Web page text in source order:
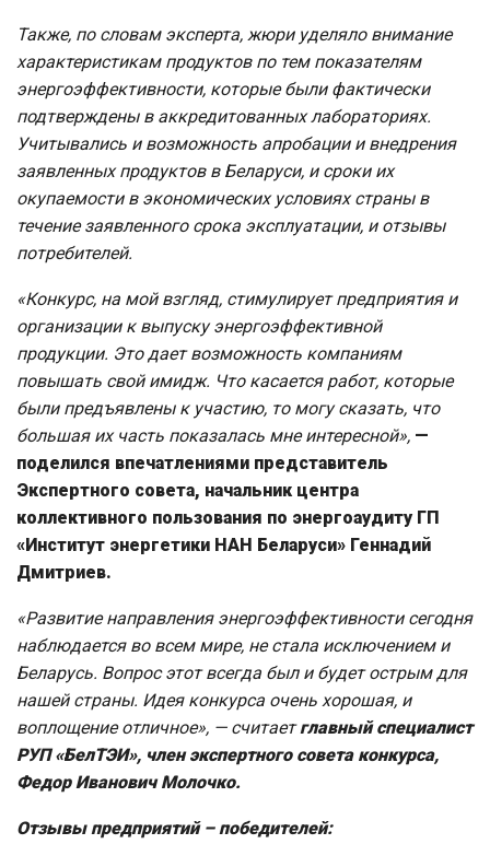
Также, по словам эксперта, жюри уделяло внимание
характеристикам продуктов по тем показателям
энергоэффективности, которые были фактически
подтверждены в аккредитованных лабораториях.
Учитывались и возможность апробации и внедрения
заявленных продуктов в Беларуси, и сроки их
окупаемости в экономических условиях страны в
течение заявленного срока эксплуатации, и отзывы
потребителей.
«Конкурс, на мой взгляд, стимулирует предприятия и
организации к выпуску энергоэффективной
продукции. Это дает возможность компаниям
повышать свой имидж. Что касается работ, которые
были предъявлены к участию, то могу сказать, что
большая их часть показалась мне интересной», —
поделился впечатлениями представитель
Экспертного совета, начальник центра
коллективного пользования по энергоаудиту ГП
«Институт энергетики НАН Беларуси» Геннадий
Дмитриев.
«Развитие направления энергоэффективности сегодня
наблюдается во всем мире, не стала исключением и
Беларусь. Вопрос этот всегда был и будет острым для
нашей страны. Идея конкурса очень хорошая, и
воплощение отличное», — считаетглавный специалист
РУП «БелТЭИ», член экспертного совета конкурса,
Федор Иванович Молочко.
Отзывы предприятий – победителей: